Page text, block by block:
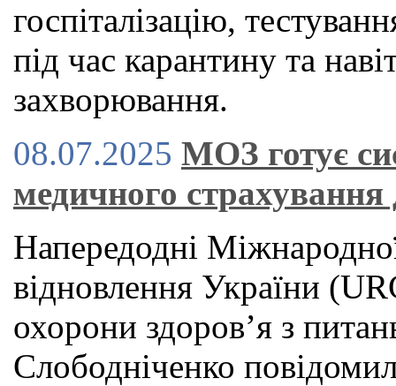
госпіталізацію,
під час карантину та
захворювання.
08.07.2025 МОЗ готує
медичного
Напередодні
відновлення України
охорони здоров’я з
Слободніченко